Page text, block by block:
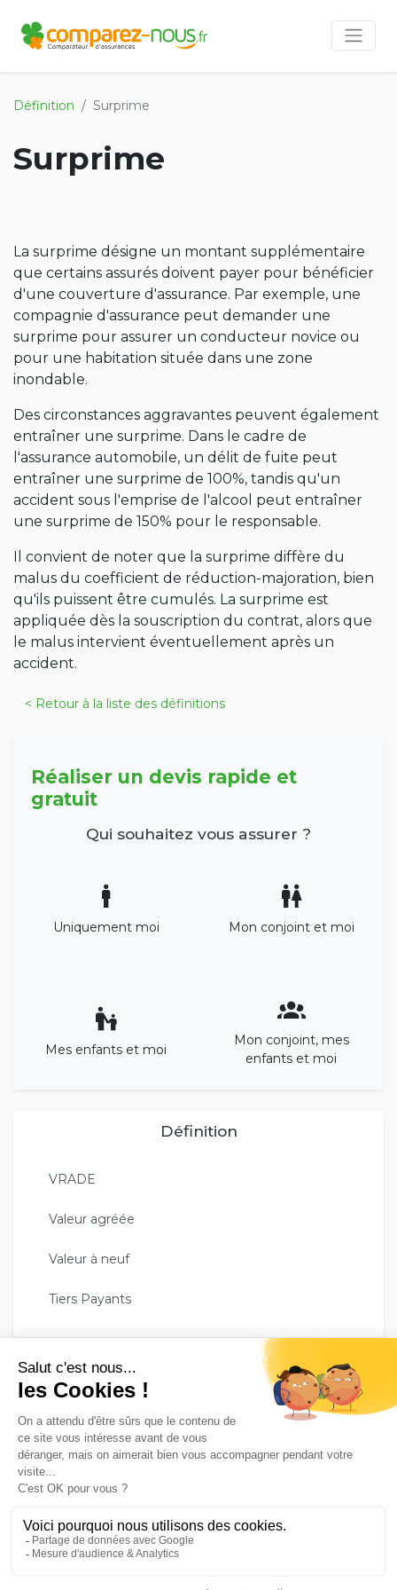
Définition Surprime
Surprime
La surprime désigne un montant supplémentaire
que certains assurés doivent payer pour bénéficier
d'une couverture d'assurance. Par exemple, une
compagnie d'assurance peut demander une
surprime pour assurer un conducteur novice ou
pour une habitation située dans une zone
inondable.
Des circonstances aggravantes peuvent également
entraîner une surprime. Dans le cadre de
l'assurance automobile, un délit de fuite peut
entraîner une surprime de 100%, tandis qu'un
accident sous l'emprise de l'alcool peut entraîner
une surprime de 150% pour le responsable.
Il convient de noter que la surprime diffère du
malus du coefficient de réduction-majoration, bien
qu'ils puissent être cumulés. La surprime est
appliquée dès la souscription du contrat, alors que
le malus intervient éventuellement après un
accident.
< Retour à la liste des définitions
Réaliser un devis rapide et
gratuit
Qui souhaitez vous assurer ?
Uniquement moi Mon conjoint et moi
Mes enfants et moi
Mon conjoint, mes
enfants et moi
Définition
VRADE
Valeur agréée
Valeur à neuf
Tiers Payants
GESCO ASSURE VOTRE TRANQUILITÉ !
Avec plus de 35 000 assurés, le groupe Gesco Assurances
est un véritable expert en complémentaire santé. Nos
une tranquillité de vie au quotidien.